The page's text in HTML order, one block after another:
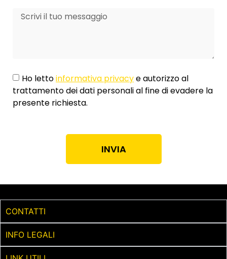
Ho lettoinformativa privacye autorizzo al
trattamento dei dati personali al fine di evadere la
presente richiesta.
INVIA
CONTATTI
INFO LEGALI